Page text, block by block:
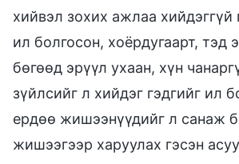
хийвэл зохих ажлаа хийдэггүй
ил болгосон, хоёрдугаарт, тэд
бөгөөд эрүүл ухаан, хүн
зүйлсийг л хийдэг гэдгийг ил
ердөө жишээнүүдийг л санаж
жишээгээр харуулах гэсэн